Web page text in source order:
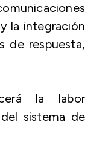
la integración
de respuesta,
la labor
sistema de